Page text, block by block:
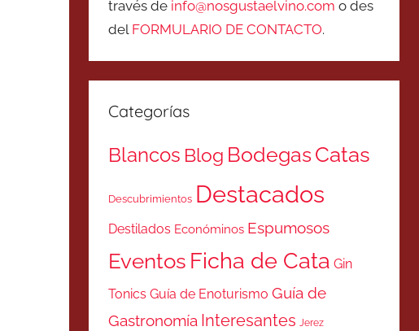
través de info@nosgustaelvino.com o des
del FORMULARIO DE CONTACTO.
Categorías
Blancos Blog BodegasCatas
Descubrimientos Destacados
Destilados Económinos Espumosos
Eventos Ficha de Cata Gin
Tonics Guía de Enoturismo Guía de
Gastronomía Interesantes Jerez